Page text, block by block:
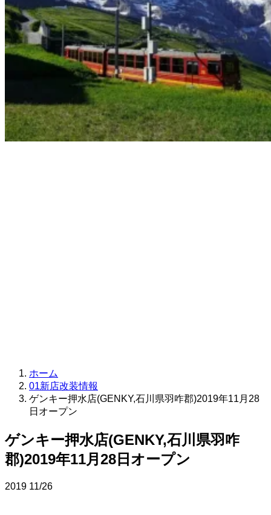
ホーム
01新店改装情報
ゲンキー押水店(GENKY,石川県羽咋郡)2019年11月28
日オープン
ゲンキー押水店(GENKY,石川県羽咋
郡)2019年11月28日オープン
2019 11/26